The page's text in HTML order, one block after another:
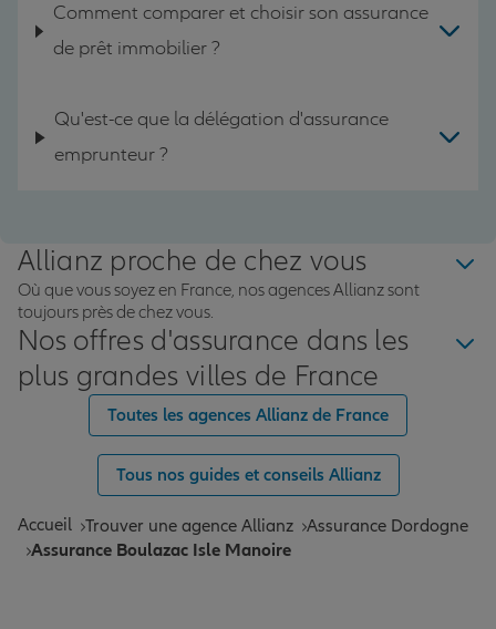
Comment comparer et choisir son assurance
de prêt immobilier ?
Qu'est-ce que la délégation d'assurance
emprunteur ?
Allianz proche de chez vous
Où que vous soyez en France, nos agences Allianz sont
toujours près de chez vous.
Nos offres d'assurance dans les
plus grandes villes de France
Toutes les agences Allianz de France
Tous nos guides et conseils Allianz
Accueil Trouver une agence Allianz Assurance Dordogne
Assurance Boulazac Isle Manoire